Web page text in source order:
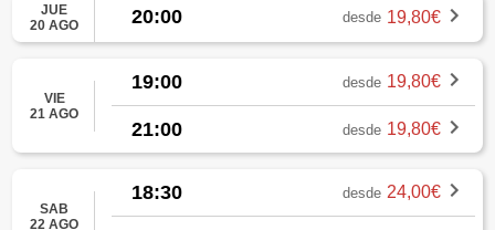
JUE
20 AGO
20:00 desde 19,80€
VIE
21 AGO
19:00 desde 19,80€
21:00 desde 19,80€
SAB
22 AGO
18:30 desde 24,00€